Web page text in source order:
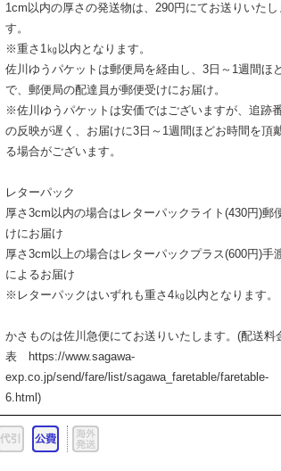
1cm以内の厚さの発送物は、290円にてお送りいたし
す。
※重さ1㎏以内となります。
佐川ゆうパケットは郵便局を経由し、3日～1週間ほ
で、郵便局の配達員が郵便受けにお届け。
※佐川ゆうパケットは安価ではございますが、追跡
の反映が遅く、お届けに3日～1週間ほどお時間を頂
る場合がございます。
レターパック
厚さ3cm以内の場合はレターパックライト(430円)郵
けにお届け
厚さ3cm以上の場合はレターパックプラス(600円)手
によるお届け
※レターパックはいずれも重さ4㎏以内となります。
かさものは佐川急便にてお送りいたします。(配送料
表 https://www.sagawa-
exp.co.jp/send/fare/list/sagawa_faretable/faretable-
6.html)